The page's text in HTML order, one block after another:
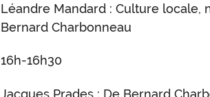
Léandre Mandard : Culture locale,
Bernard Charbonneau
16h-16h30
Jacques Prades : De Bernard